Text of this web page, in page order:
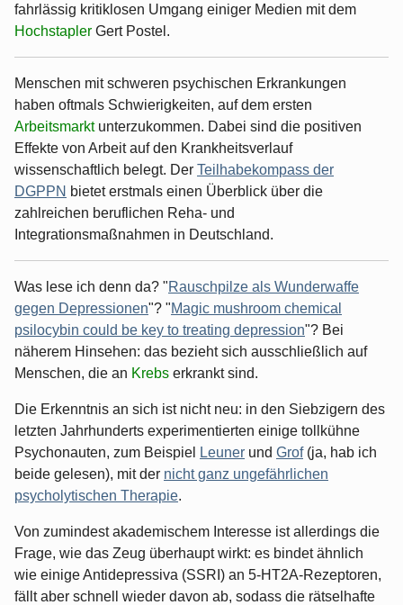
fahrlässig kritiklosen Umgang einiger Medien mit dem
Hochstapler Gert Postel.
Menschen mit schweren psychischen Erkrankungen
haben oftmals Schwierigkeiten, auf dem ersten
Arbeitsmarktunterzukommen. Dabei sind die positiven
Effekte von Arbeit auf den Krankheitsverlauf
wissenschaftlich belegt. Der Teilhabekompass der
DGPPN bietet erstmals einen Überblick über die
zahlreichen beruflichen Reha- und
Integrationsmaßnahmen in Deutschland.
Was lese ich denn da? "Rauschpilze als Wunderwaffe
gegen Depressionen"? "Magic mushroom chemical
psilocybin could be key to treating depression"? Bei
näherem Hinsehen: das bezieht sich ausschließlich auf
Menschen, die an Krebs erkrankt sind.
Die Erkenntnis an sich ist nicht neu: in den Siebzigern des
letzten Jahrhunderts experimentierten einige tollkühne
Psychonauten, zum Beispiel
Leuner und Grof(ja, hab ich
beide gelesen), mit der nicht ganz ungefährlichen
psycholytischen Therapie.
Von zumindest akademischem Interesse ist allerdings die
Frage, wie das Zeug überhaupt wirkt: es bindet ähnlich
wie einige Antidepressiva (SSRI) an 5-HT2A-Rezeptoren,
fällt aber schnell wieder davon ab, sodass die rätselhafte